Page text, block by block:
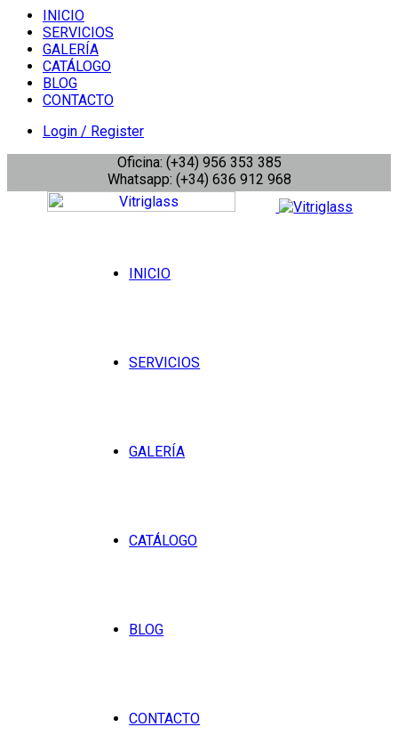
INICIO
SERVICIOS
GALERÍA
CATÁLOGO
BLOG
CONTACTO
Login / Register
Oficina: (+34) 956 353 385
Whatsapp: (+34) 636 912 968
INICIO
SERVICIOS
GALERÍA
CATÁLOGO
BLOG
CONTACTO